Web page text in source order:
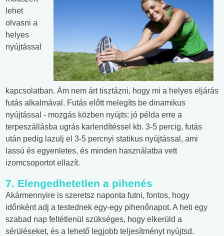
lehet
olvasni a
helyes
nyújtással
kapcsolatban. Ám nem árt tisztázni, hogy mi a helyes eljárás
futás alkalmával. Futás előtt melegíts be dinamikus
nyújtással - mozgás közben nyújts: jó példa erre a
terpeszállásba ugrás karlendítéssel kb. 3-5 percig, futás
után pedig lazulj el 3-5 percnyi statikus nyújtással, ami
lassú és egyenletes, és minden használatba vett
izomcsoportot ellazít.
7. Elengedhetetlen a pihenés
Akármennyire is szeretsz naponta futni, fontos, hogy
időnként adj a testednek egy-egy pihenőnapot. A heti egy
szabad nap feltétlenül szükséges, hogy elkerüld a
sérüléseket, és a lehető legjobb teljesítményt nyújtsd.